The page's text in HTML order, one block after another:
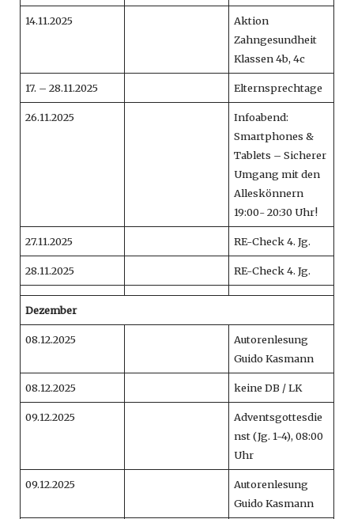
14.11.2025
Aktion
Zahngesundheit
Klassen 4b, 4c
17. – 28.11.2025 Elternsprechtage
26.11.2025
Infoabend:
Smartphones &
Tablets – Sicherer
Umgang mit den
Alleskönnern
19:00- 20:30 Uhr!
27.11.2025 RE-Check 4. Jg.
28.11.2025 RE-Check 4. Jg.
Dezember
08.12.2025
Autorenlesung
Guido Kasmann
08.12.2025 keine DB / LK
09.12.2025
Adventsgottesdie
nst (Jg. 1-4), 08:00
Uhr
09.12.2025
Autorenlesung
Guido Kasmann